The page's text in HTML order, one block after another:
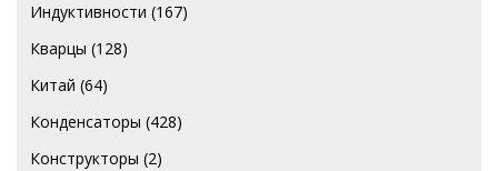
Индуктивности (167)
Кварцы (128)
Китай (64)
Конденсаторы (428)
Конструкторы (2)